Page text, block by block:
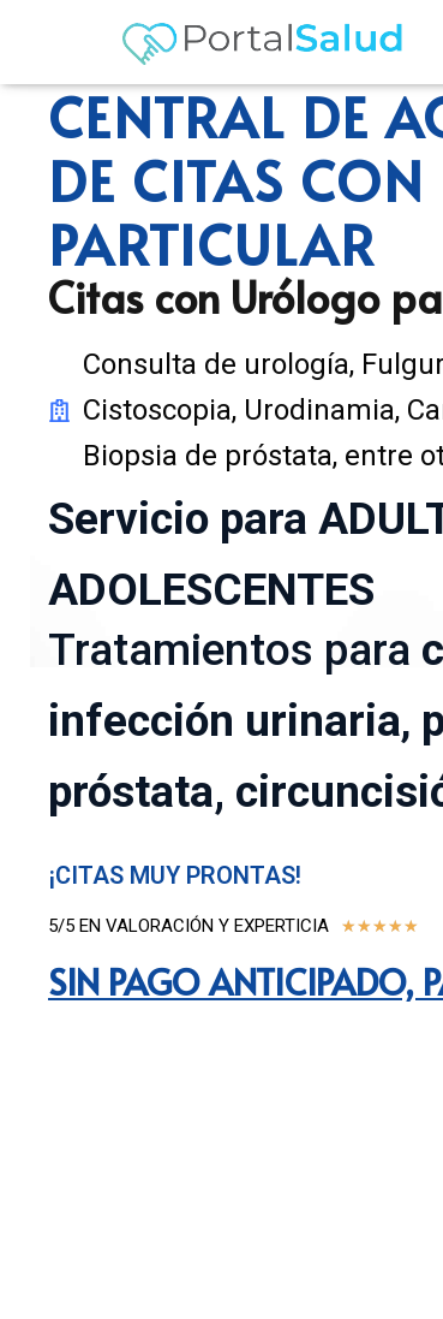
CENTRAL DE
DE CITAS
PARTICULAR
Citas con Urólogo
Consulta de urología,
Cistoscopia, Urodinamia,
Biopsia de próstata, entre
Servicio para
ADOLESCENTES
Tratamientos para
infección urinaria,
próstata,
¡CITAS MUY PRONTAS!
5/5 EN VALORACIÓN Y EXPERTICIA ★★★★★
SIN PAGO ANTICIPADO,